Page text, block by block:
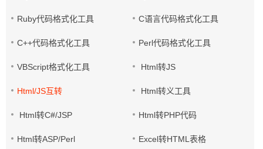
Ruby代码格式化工具 C语言代码格式化工具
C++代码格式化工具 Perl代码格式化工具
VBScript格式化工具 Html转JS
Html/JS互转 Html转义工具
Html转C#/JSP Html转PHP代码
Html转ASP/Perl Excel转HTML表格